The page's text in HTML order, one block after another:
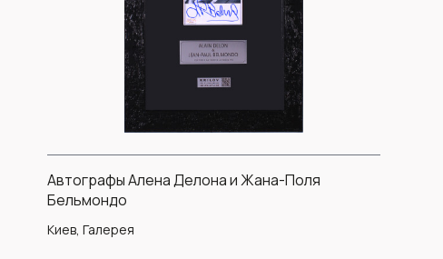
Автографы Алена Делона и Жана-Поля
Бельмондо
Киев, Галерея